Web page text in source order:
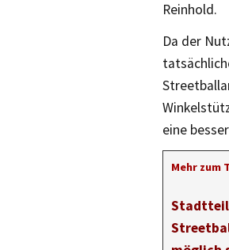
Reinhold.
Da der
eine
Mehr zum